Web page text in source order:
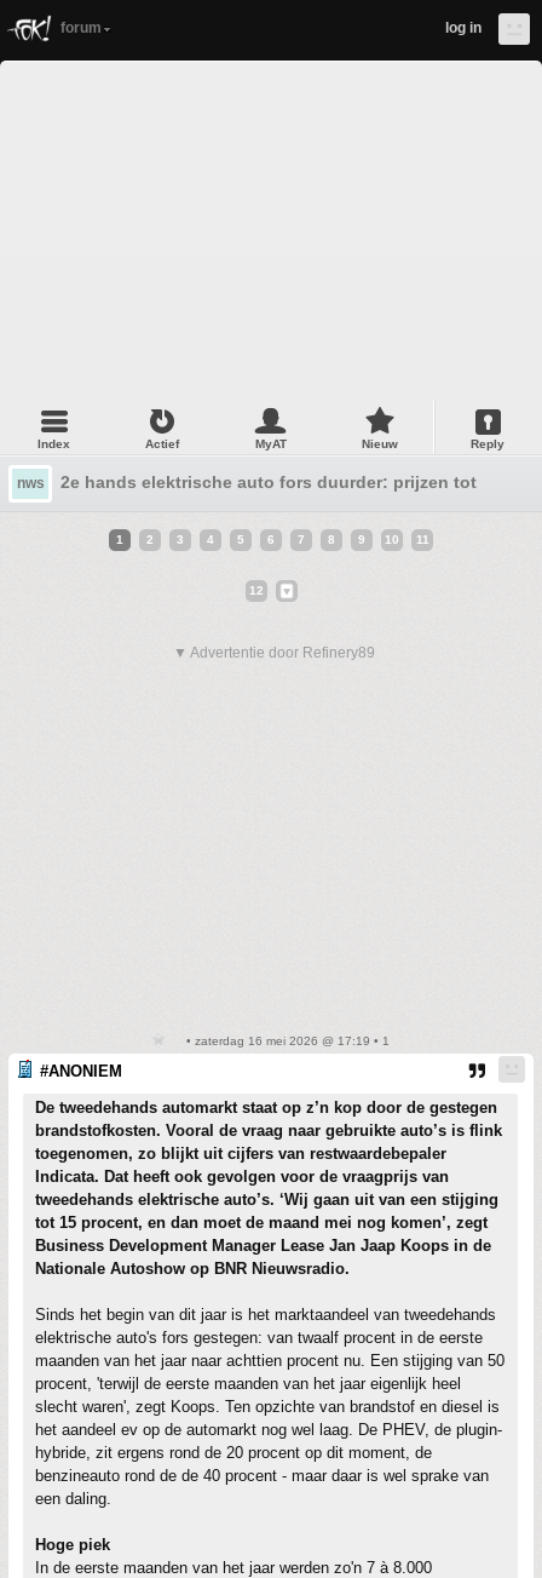
forum log in
Index Actief MyAT Nieuw Reply
nws 2e hands elektrische auto fors duurder: prijzen tot 15
1 2 3 4 5 6 7 8 9 10 11
12
▼ Advertentie door Refinery89
• zaterdag 16 mei 2026 @ 17:19 • 1
#ANONIEM
De tweedehands automarkt staat op z’n kop door de gestegen
brandstofkosten. Vooral de vraag naar gebruikte auto’s is flink
toegenomen, zo blijkt uit cijfers van restwaardebepaler
Indicata. Dat heeft ook gevolgen voor de vraagprijs van
tweedehands elektrische auto’s. ‘Wij gaan uit van een stijging
tot 15 procent, en dan moet de maand mei nog komen’, zegt
Business Development Manager Lease Jan Jaap Koops in de
Nationale Autoshow op BNR Nieuwsradio.
Sinds het begin van dit jaar is het marktaandeel van tweedehands
elektrische auto's fors gestegen: van twaalf procent in de eerste
maanden van het jaar naar achttien procent nu. Een stijging van 50
procent, 'terwijl de eerste maanden van het jaar eigenlijk heel
slecht waren', zegt Koops. Ten opzichte van brandstof en diesel is
het aandeel ev op de automarkt nog wel laag. De PHEV, de plugin-
hybride, zit ergens rond de 20 procent op dit moment, de
benzineauto rond de de 40 procent - maar daar is wel sprake van
een daling.
Hoge piek
In de eerste maanden van het jaar werden zo'n 7 à 8.000